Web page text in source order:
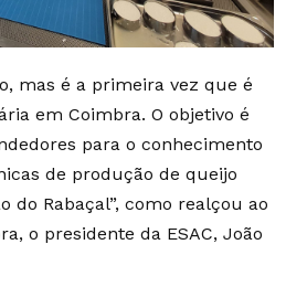
mas é a primeira vez que é
em Coimbra. O objetivo é
para o conhecimento
de produção de queijo
do Rabaçal”, como realçou ao
o presidente da ESAC, João